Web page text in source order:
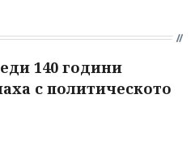
140 години
с политическото